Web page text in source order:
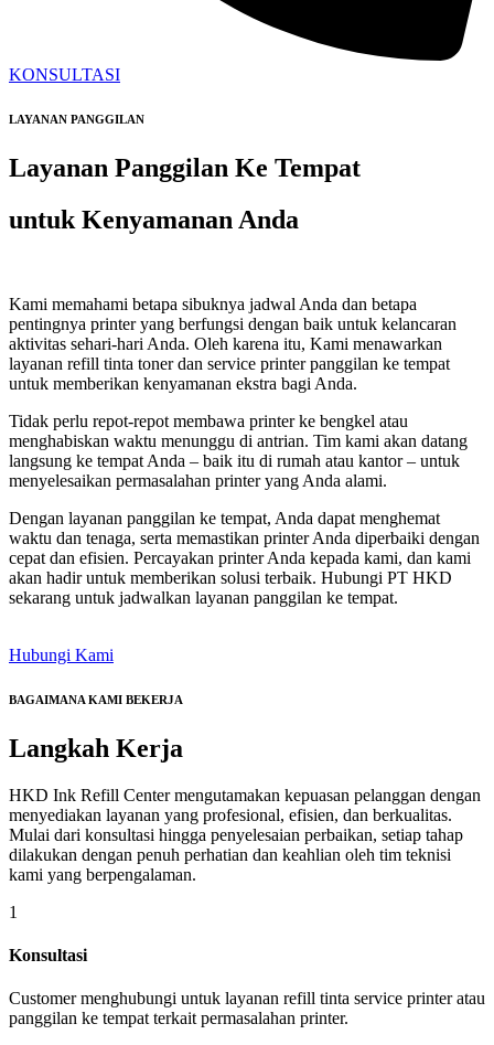
KONSULTASI
LAYANAN PANGGILAN
Layanan Panggilan Ke Tempat
untuk Kenyamanan Anda
Kami memahami betapa sibuknya jadwal Anda dan betapa
pentingnya printer yang berfungsi dengan baik untuk kelancaran
aktivitas sehari-hari Anda. Oleh karena itu, Kami menawarkan
layanan refill tinta toner dan service printer panggilan ke tempat
untuk memberikan kenyamanan ekstra bagi Anda.
Tidak perlu repot-repot membawa printer ke bengkel atau
menghabiskan waktu menunggu di antrian. Tim kami akan datang
langsung ke tempat Anda – baik itu di rumah atau kantor – untuk
menyelesaikan permasalahan printer yang Anda alami.
Dengan layanan panggilan ke tempat, Anda dapat menghemat
waktu dan tenaga, serta memastikan printer Anda diperbaiki dengan
cepat dan efisien. Percayakan printer Anda kepada kami, dan kami
akan hadir untuk memberikan solusi terbaik. Hubungi PT HKD
sekarang untuk jadwalkan layanan panggilan ke tempat.
Hubungi Kami
BAGAIMANA KAMI BEKERJA
Langkah Kerja
HKD Ink Refill Center mengutamakan kepuasan pelanggan dengan
menyediakan layanan yang profesional, efisien, dan berkualitas.
Mulai dari konsultasi hingga penyelesaian perbaikan, setiap tahap
dilakukan dengan penuh perhatian dan keahlian oleh tim teknisi
kami yang berpengalaman.
1
Konsultasi
Customer menghubungi untuk layanan refill tinta service printer atau
panggilan ke tempat terkait permasalahan printer.